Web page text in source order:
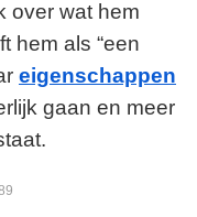
over wat hem
hem als “een
eigenschappen
gaan en meer